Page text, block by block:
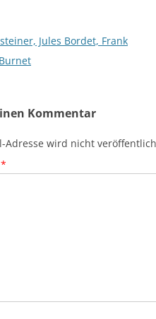
Jules Bordet, Frank
Kommentar
Adresse wird nicht
*